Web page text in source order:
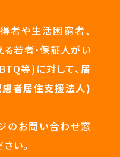
者や生活困窮者、
若者・保証人がい
等)に対して、居
者居住支援法人)
のお問い合わせ窓
い。